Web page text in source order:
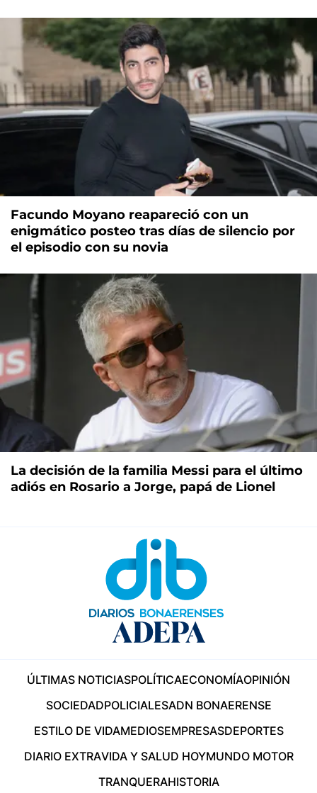
Facundo Moyano reapareció con un
enigmático posteo tras días de silencio por
el episodio con su novia
La decisión de la familia Messi para el último
adiós en Rosario a Jorge, papá de Lionel
ÚLTIMAS NOTICIASPOLÍTICAECONOMÍAOPINIÓN
SOCIEDADPOLICIALESADN BONAERENSE
ESTILO DE VIDAMEDIOSEMPRESASDEPORTES
DIARIO EXTRAVIDA Y SALUD HOYMUNDO MOTOR
TRANQUERAHISTORIA